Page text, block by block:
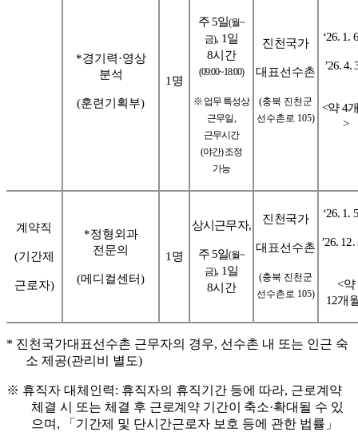
*경기력·영상
분석
(훈련기획부)
1 명
주5일(월~
금), 1일
8시간
(09:00~18:00)
※ 업무 특성상
근무일
근무시간
(야간)조정
가능
진천국가
대표선수촌
(충북 진천군
선수촌로 105)
‘26. 1.
’26. 4.
<약4
>
계약직
(기간제
근로자)
*정형외과
전문의
(메디컬센터)
1 명
상시근무자,
주5일(월~
금), 1일
8시간
진천국가
대표선수촌
(충북 진천군
선수촌로 105)
‘26. 1.
’26. 12.
<약
12개
* 진천국가대표선수촌 근무자의 경우, 선수촌 내 또는 인근 숙
소 제공(관리비 별도)
※ 휴직자 대체인력: 휴직자의 휴직기간 등에 따라, 근로계약
체결 시 또는 체결 후 근로계약 기간이 축소·확대 될 수 있
으며 , 「 기간제 및 단시간근로자 보호 등에 관한 법률 」